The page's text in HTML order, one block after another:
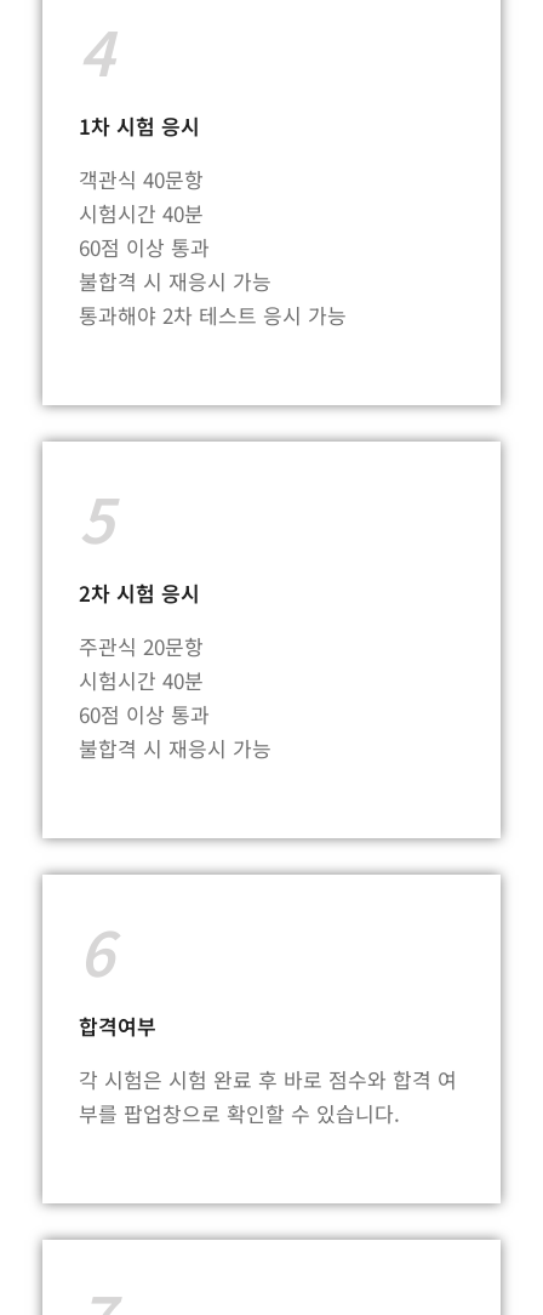
4
1차 시험 응시
객관식 40문항
시험시간 40분
60점 이상 통과
불합격 시 재응시 가능
통과해야 2차 테스트 응시 가능
5
2차 시험 응시
주관식 20문항
시험시간 40분
60점 이상 통과
불합격 시 재응시 가능
6
합격여부
각 시험은 시험 완료 후 바로 점수와 합격 여
부를 팝업창으로 확인할 수 있습니다.